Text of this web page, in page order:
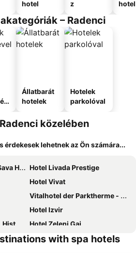
hotel
z
hotel
– Radenci
Állatbarát
hotelek
Hotelek
parkolóval
közelében
érdekesek lehetnek az Ön számára...
Resorts
Hotel Livada Prestige
Hotel Vivat
Vitalhotel der Parktherme - inkl Thermeneintritt & Sauna
Hotel Izvir
Hotel Zeleni Gaj
Fontanawith spa hotels